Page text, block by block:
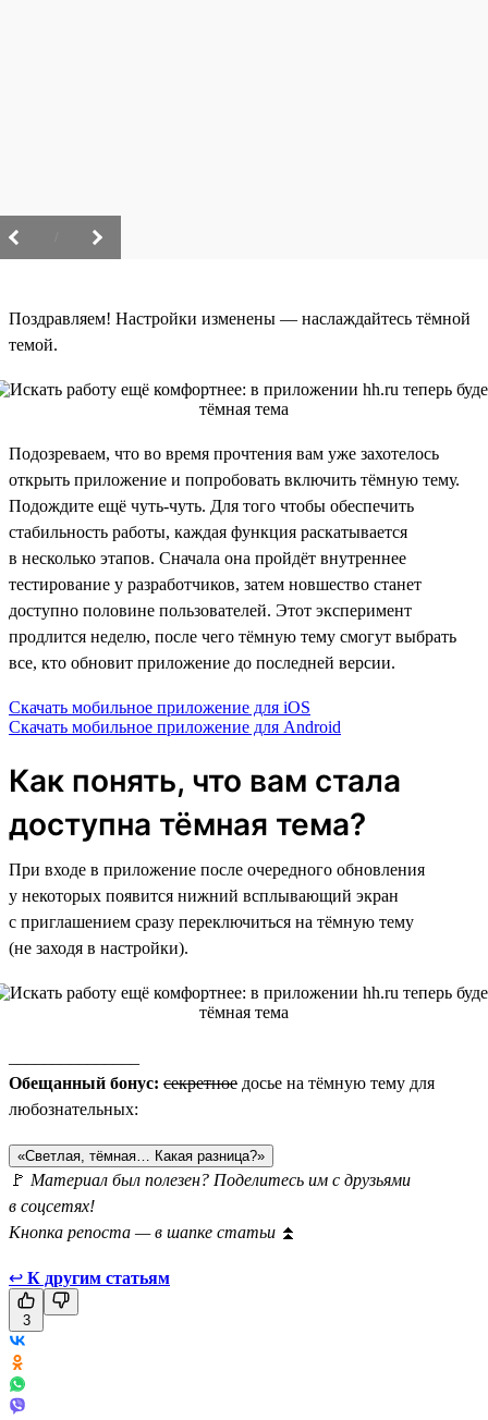
Поздравляем! Настройки изменены — наслаждайтесь тёмной
темой.
Подозреваем, что во время прочтения вам уже захотелось
открыть приложение и попробовать включить тёмную тему.
Подождите ещё чуть-чуть. Для того чтобы обеспечить
стабильность работы, каждая функция раскатывается
в несколько этапов. Сначала она пройдёт внутреннее
тестирование у разработчиков, затем новшество станет
доступно половине пользователей. Этот эксперимент
продлится неделю, после чего тёмную тему смогут выбрать
все, кто обновит приложение до последней версии.
Скачать мобильное приложение для iOS
Скачать мобильное приложение для Android
Как понять, что вам стала
доступна тёмная тема?
При входе в приложение после очередного обновления
у некоторых появится нижний всплывающий экран
с приглашением сразу переключиться на тёмную тему
(не заходя в настройки).
Обещанный бонус: секретное досье на тёмную тему для
любознательных:
«Светлая, тёмная… Какая разница?»
🚩 Материал был полезен? Поделитесь им с друзьями
в соцсетях!
Кнопка репоста — в шапке статьи ⏫
↩ К другим статьям
3